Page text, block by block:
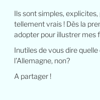
Ils sont simples,
tellement vrais ! Dès la
adopter pour illustrer mes
Inutiles de vous dire
l’Allemagne, non?
A partager !